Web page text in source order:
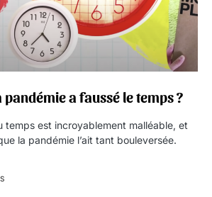
a faussé le temps ?
temps est incroyablement malléable, et
la pandémie l’ait tant bouleversée.